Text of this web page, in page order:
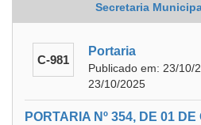
Secretaria
C-981
Portaria
Publicado em: 23/10/
23/10/2025
PORTARIA Nº 354, DE 01